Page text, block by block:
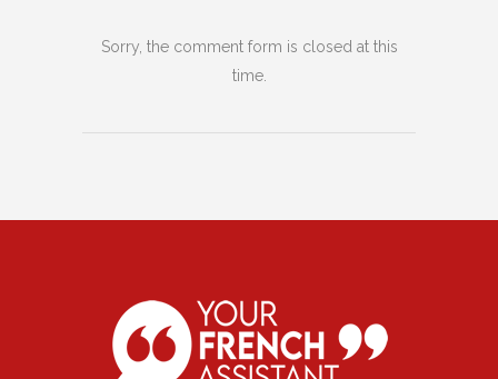
Sorry, the comment form is closed at this
time.